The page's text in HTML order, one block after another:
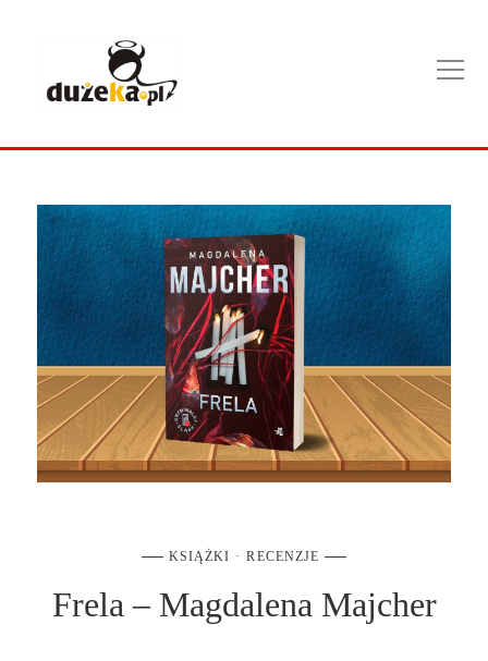
KSIĄŻKI RECENZJE
Frela – Magdalena Majcher